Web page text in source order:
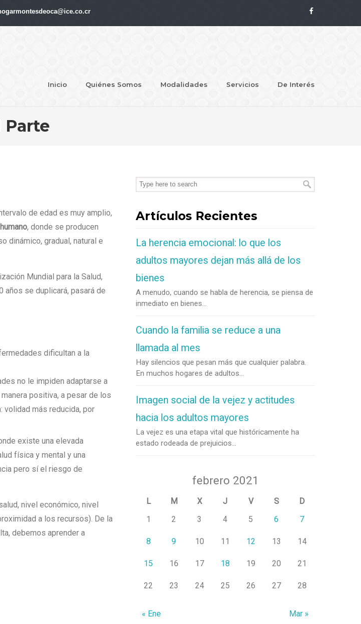
Inicio Quiénes Somos Modalidades Servicios
De Interés
Parte
de edad es muy amplio,
, donde se producen
dinámico, gradual, natural e
Mundial para la Salud,
se duplicará, pasará de
dificultan a la
no le impiden adaptarse a
positiva, a pesar de los
volidad más reducida, por
existe una elevada
física y mental y una
pero sí el riesgo de
nivel económico, nivel
a los recursos). De la
debemos aprender a
Artículos Recientes
La herencia emocional: lo que los
adultos mayores dejan más allá de los
bienes
A menudo, cuando se habla de herencia, se piensa de
inmediato en bienes...
Cuando la familia se reduce a una
llamada al mes
Hay silencios que pesan más que cualquier palabra.
En muchos hogares de adultos...
Imagen social de la vejez y actitudes
hacia los adultos mayores
La vejez es una etapa vital que históricamente ha
estado rodeada de prejuicios...
febrero 2021
L M X J V S
D
1
2 3 4 5 6 7
8 9 10 11 12 13 14
15 16 17 18 19 20 21
22 23 24 25 26 27 28
« Ene Mar »